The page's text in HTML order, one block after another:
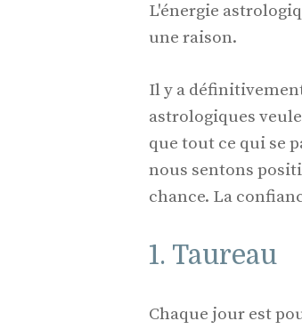
L'énergie
une raison.
Il y a
astrologiques
que tout ce qui se
nous sentons
chance. La
1. Taureau
Chaque jour est